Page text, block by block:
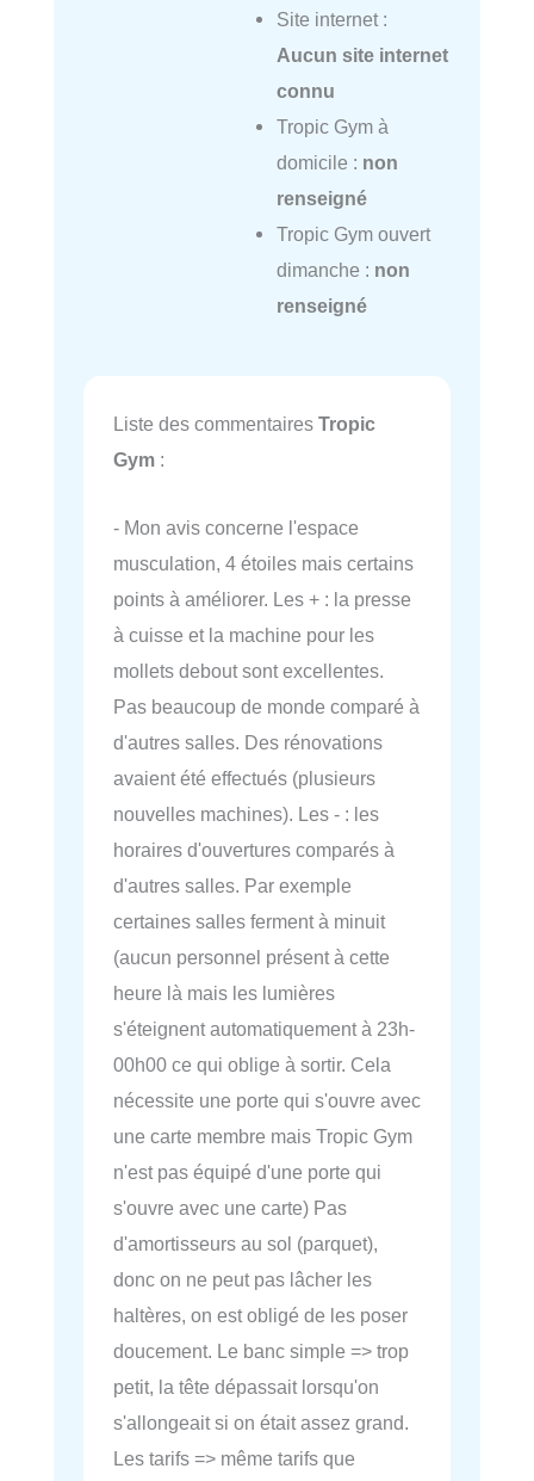
Site internet :
Aucun site internet
connu
Tropic Gym à
domicile : non
renseigné
Tropic Gym ouvert
dimanche : non
renseigné
Liste des commentaires Tropic
Gym :
- Mon avis concerne l'espace
musculation, 4 étoiles mais certains
points à améliorer. Les + : la presse
à cuisse et la machine pour les
mollets debout sont excellentes.
Pas beaucoup de monde comparé à
d'autres salles. Des rénovations
avaient été effectués (plusieurs
nouvelles machines). Les - : les
horaires d'ouvertures comparés à
d'autres salles. Par exemple
certaines salles ferment à minuit
(aucun personnel présent à cette
heure là mais les lumières
s'éteignent automatiquement à 23h-
00h00 ce qui oblige à sortir. Cela
nécessite une porte qui s'ouvre avec
une carte membre mais Tropic Gym
n'est pas équipé d'une porte qui
s'ouvre avec une carte) Pas
d'amortisseurs au sol (parquet),
donc on ne peut pas lâcher les
haltères, on est obligé de les poser
doucement. Le banc simple => trop
petit, la tête dépassait lorsqu'on
s'allongeait si on était assez grand.
Les tarifs => même tarifs que